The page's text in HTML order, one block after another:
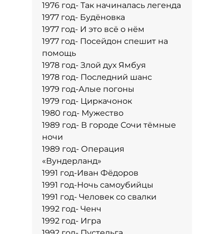
1976 год- Так начиналась легенда
1977 год- Будёновка
1977 год- И это всё о нём
1977 год- Посейдон спешит на
помощь
1978 год- Злой дух Ямбуя
1978 год- Последний шанс
1979 год-Алые погоны
1979 год- Циркачонок
1980 год- Мужество
1989 год- В городе Сочи тёмные
ночи
1989 год- Операция
«Вундерланд»
1991 год-Иван Фёдоров
1991 год-Ночь самоубийцы
1991 год- Человек со свалки
1992 год- Ченч
1992 год- Игра